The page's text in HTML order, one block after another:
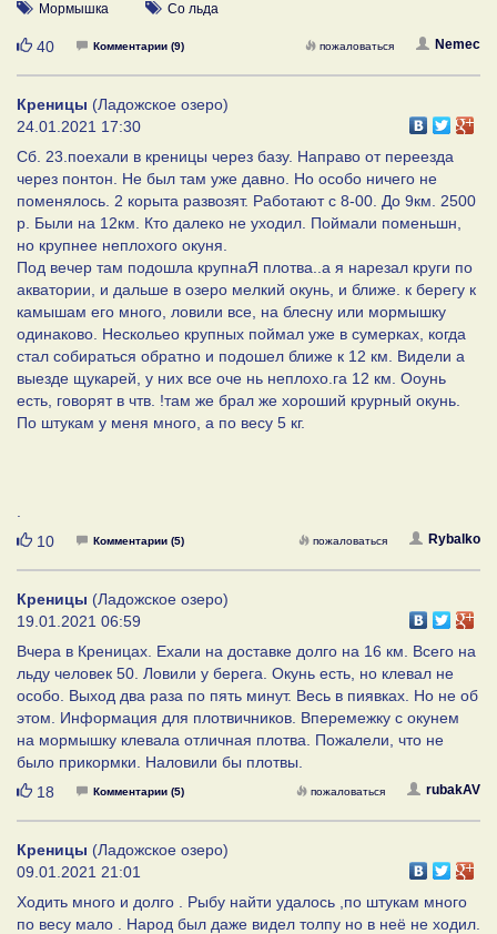
Мормышка Со льда
Нравится
40 Комментарии (9) Nemec
пожаловаться
Креницы (Ладожское озеро)
24.01.2021 17:30
Сб. 23.поехали в креницы через базу. Направо от переезда
через понтон. Не был там уже давно. Но особо ничего не
поменялось. 2 корыта развозят. Работают с 8-00. До 9км. 2500
р. Были на 12км. Кто далеко не уходил. Поймали поменьшн,
но крупнее неплохого окуня.
Под вечер там подошла крупнаЯ плотва..а я нарезал круги по
акватории, и дальше в озеро мелкий окунь, и ближе. к берегу к
камышам его много, ловили все, на блесну или мормышку
одинаково. Нескольео крупных поймал уже в сумерках, когда
стал собираться обратно и подошел ближе к 12 км. Видели а
выезде щукарей, у них все оче нь неплохо.га 12 км. Ооунь
есть, говорят в чтв. !там же брал же хороший крурный окунь.
По штукам у меня много, а по весу 5 кг.
.
Нравится
10 Комментарии (5) Rybalko
пожаловаться
Креницы (Ладожское озеро)
19.01.2021 06:59
Вчера в Креницах. Ехали на доставке долго на 16 км. Всего на
льду человек 50. Ловили у берега. Окунь есть, но клевал не
особо. Выход два раза по пять минут. Весь в пиявках. Но не об
этом. Информация для плотвичников. Вперемежку с окунем
на мормышку клевала отличная плотва. Пожалели, что не
было прикормки. Наловили бы плотвы.
Нравится
18 Комментарии (5) rubakAV
пожаловаться
Креницы (Ладожское озеро)
09.01.2021 21:01
Ходить много и долго . Рыбу найти удалось ,по штукам много
по весу мало . Народ был даже видел толпу но в неё не ходил.